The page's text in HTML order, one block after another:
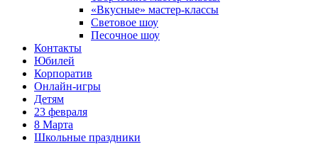
«Вкусные» мастер-классы
Световое шоу
Песочное шоу
Контакты
Юбилей
Корпоратив
Онлайн-игры
Детям
23 февраля
8 Марта
Школьные праздники